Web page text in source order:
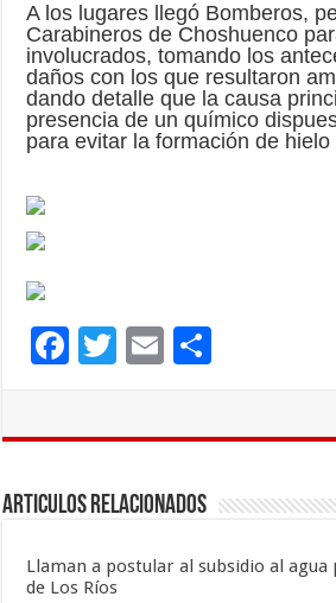
A los lugares llegó Bomberos,
Carabineros de Choshuenco
involucrados, tomando los
daños con los que resultaron
dando detalle que la causa
presencia de un químico
para evitar la formación de
F
o
k
T
E
ar
r
Articulos Relacionados
Llaman a postular al subsidio al
de Los Ríos